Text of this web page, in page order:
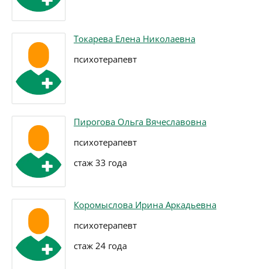
Токарева Елена Николаевна
психотерапевт
Пирогова Ольга Вячеславовна
психотерапевт
стаж 33 года
Коромыслова Ирина Аркадьевна
психотерапевт
стаж 24 года